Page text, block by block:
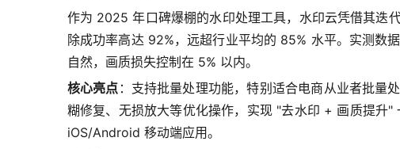
作为 2025 年口碑爆棚的水印处理工具，水印云凭借其迭
除成功率高达 92%，远超行业平均的 85% 水平。实测数
自然，画质损失控制在 5% 以内。
核心亮点 ：支持批量处理功能，特别适合电商从业者批量
糊修复、无损放大等优化操作，实现 "去水印 + 画质提升
iOS/Android 移动端应用。